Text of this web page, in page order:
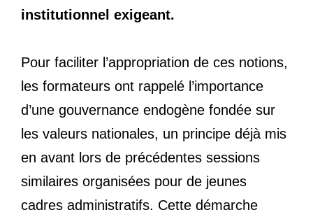
institutionnel exigeant.
Pour faciliter l’appropriation de ces notions,
les formateurs ont rappelé l’importance
d’une gouvernance endogène fondée sur
les valeurs nationales, un principe déjà mis
en avant lors de précédentes sessions
similaires organisées pour de jeunes
cadres administratifs. Cette démarche